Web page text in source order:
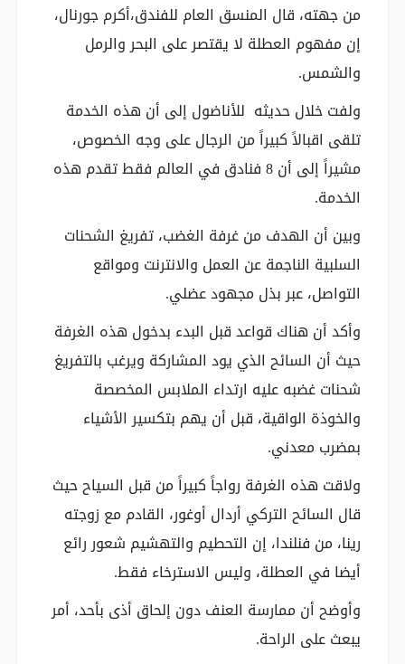
من جهته، قال المنسق العام للفندق،أكرم جورنال،
إن مفهوم العطلة لا يقتصر على البحر والرمل
والشمس.
ولفت خلال حديثه للأناضول إلى أن هذه الخدمة
تلقى اقبالاً كبيراً من الرجال على وجه الخصوص،
مشيراً إلى أن 8 فنادق في العالم فقط تقدم هذه
الخدمة.
وبين أن الهدف من غرفة الغضب، تفريغ الشحنات
السلبية الناجمة عن العمل والانترنت ومواقع
التواصل، عبر بذل مجهود عضلي.
وأكد أن هناك قواعد قبل البدء بدخول هذه الغرفة
حيث أن السائح الذي يود المشاركة ويرغب بالتفريغ
شحنات غضبه عليه ارتداء الملابس المخصصة
والخوذة الواقية، قبل أن يهم بتكسير الأشياء
بمضرب معدني.
ولاقت هذه الغرفة رواجاً كبيراً من قبل السياح حيث
قال السائح التركي أردال أوغور، القادم مع زوجته
رينا، من فنلندا، إن التحطيم والتهشيم شعور رائع
أيضا في العطلة، وليس الاسترخاء فقط.
وأوضح أن ممارسة العنف دون إلحاق أذى بأحد، أمر
يبعث على الراحة.